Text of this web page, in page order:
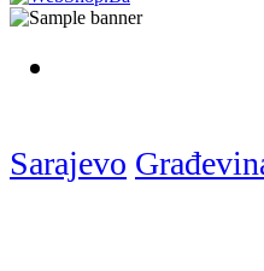
Sarajevo